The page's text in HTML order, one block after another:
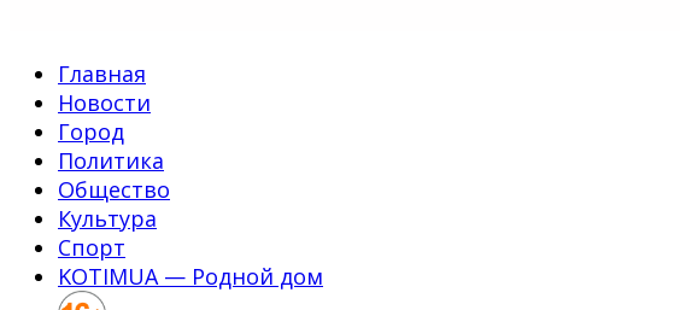
Главная
Новости
Город
Политика
Общество
Культура
Спорт
KOTIMUA — Родной дом